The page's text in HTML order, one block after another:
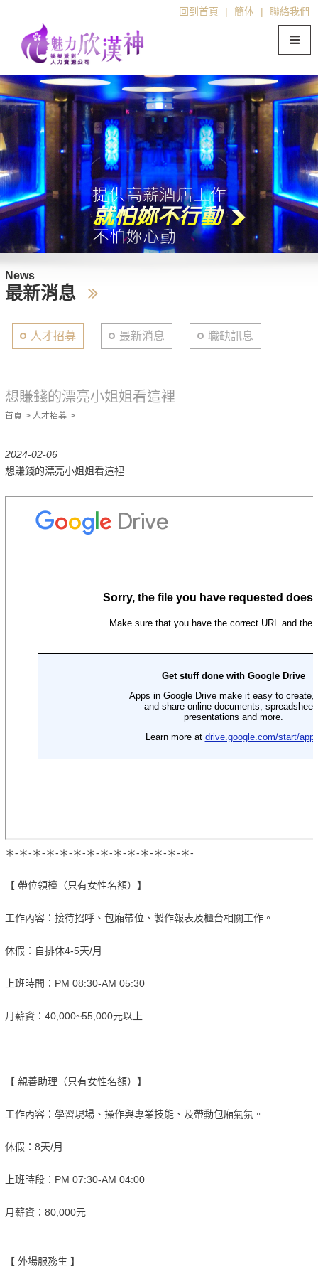
回到首頁 | 簡体 | 聯絡我們
News
最新消息
人才招募 最新消息 職缺訊息
想賺錢的漂亮小姐姐看這裡
首頁 人才招募
2024-02-06
想賺錢的漂亮小姐姐看這裡
＊-＊-＊-＊-＊-＊-＊-＊-＊-＊-＊-＊-＊-＊-
【 帶位領檯（只有女性名額）】
工作內容：接待招呼、包廂帶位、製作報表及櫃台相關工作。
休假：自排休4-5天/月
上班時間：PM 08:30-AM 05:30
月薪資：40,000~55,000元以上
【 親善助理（只有女性名額）】
工作內容：學習現場、操作與專業技能、及帶動包廂氣氛。
休假：8天/月
上班時段：PM 07:30-AM 04:00
月薪資：80,000元
【 外場服務生 】